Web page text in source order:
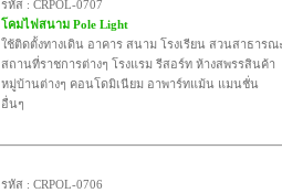
รหัส : CRPOL-0707
โคมไฟสนาม Pole Light
ใช้ติดตั้งทางเดิน อาคาร สนาม โรงเรียน สวนสาธารณ
สถานที่ราชการต่างๆ โรงแรม รีสอร์ท ห้างสพรรสินค้า
หมู่บ้านต่างๆ คอนโดมิเนียม อาพาร์ทแม้น แมนชั่น
อื่นๆ
รหัส : CRPOL-0706